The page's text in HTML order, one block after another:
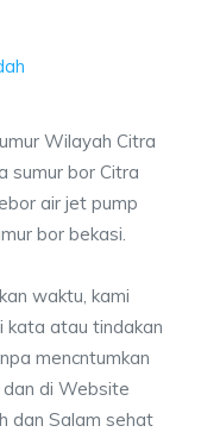
Wilayah Citra
sumur bor Citra
air jet pump
bor bekasi.
waktu, kami
kata atau tindakan
mencntumkan
di Website
dan Salam sehat